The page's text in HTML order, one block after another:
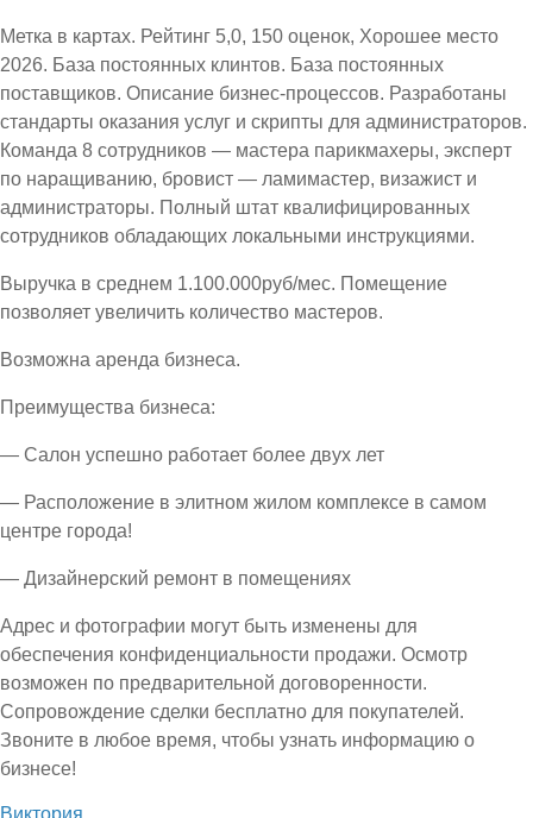
Метка в картах. Рейтинг 5,0, 150 оценок, Хорошее место
2026. База постоянных клинтов. База постоянных
поставщиков. Описание бизнес-процессов. Разработаны
стандарты оказания услуг и скрипты для администраторов.
Команда 8 сотрудников — мастера парикмахеры, эксперт
по наращиванию, бровист — ламимастер, визажист и
администраторы. Полный штат квалифицированных
сотрудников обладающих локальными инструкциями.
Выручка в среднем 1.100.000руб/мес. Помещение
позволяет увеличить количество мастеров.
Возможна аренда бизнеса.
Преимущества бизнеса:
— Салон успешно работает более двух лет
— Расположение в элитном жилом комплексе в самом
центре города!
— Дизайнерский ремонт в помещениях
Адрес и фотографии могут быть изменены для
обеспечения конфиденциальности продажи. Осмотр
возможен по предварительной договоренности.
Сопровождение сделки бесплатно для покупателей.
Звоните в любое время, чтобы узнать информацию о
бизнесе!
Виктория